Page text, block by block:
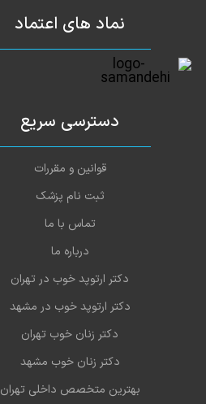
نماد های اعتماد
دسترسی سریع
قوانین و مقررات
ثبت نام پزشک
تماس با ما
درباره ما
دکتر ارتوپد خوب در تهران
دکتر ارتوپد خوب در مشهد
دکتر زنان خوب تهران
دکتر زنان خوب مشهد
بهترین متخصص داخلی تهران